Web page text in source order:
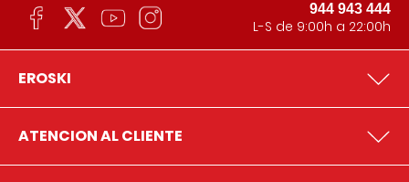
944 943 444
L-S de 9:00h a 22:00h
EROSKI
ATENCION AL CLIENTE